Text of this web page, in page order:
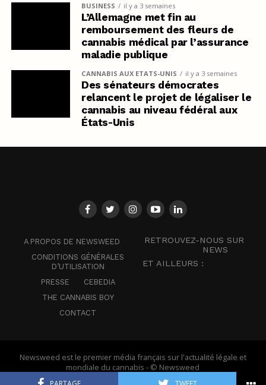
BUSINESS il y a 3 semaines
L’Allemagne met fin au
remboursement des fleurs de
cannabis médical par l’assurance
maladie publique
CANNABIS AUX ETATS-UNIS il y a 3 semaines
Des sénateurs démocrates
relancent le projet de légaliser le
cannabis au niveau fédéral aux
États-Unis
A PROPOS DE NEWSWEED
CONDITIONS GÉNÉRALES
D’UTILISATION
PRESSE
CEBEDIA
THE CANNABIS BOY
CONTACT
RETROUVEZ-NOUS SUR
NEWS
ET AILLEURS :
Newsweed est le premier média français sur l'actualité légale et
mondiale du cannabis - © Newsweed